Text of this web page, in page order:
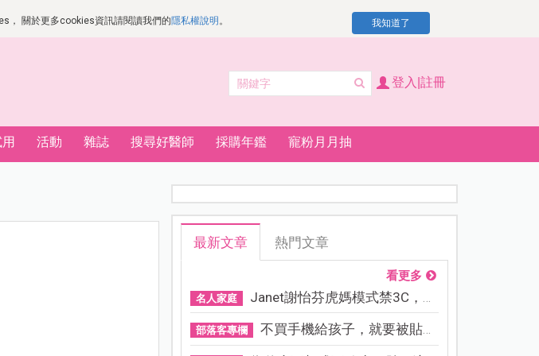
， 關於更多cookies資訊請閱讀我們的隱私權說明 。 我知道了
登入|註冊
活動 雜誌 搜尋好醫師 採購年鑑 寵粉月月抽
最新文章 熱門文章
看更多
名人家庭 Janet謝怡芬虎媽模式禁3C，看...
部落客專欄 不買手機給孩子，就要被貼「...